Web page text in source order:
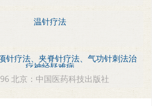
温针疗法
针疗法、夹脊针疗法、气功针刺法治
疗神经疑难病
北京：中国医药科技出版社